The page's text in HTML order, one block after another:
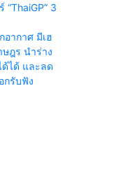
3
อากาศ มีเฮ
ฎร นำร่าง
ได้ และลด
กรับฟัง